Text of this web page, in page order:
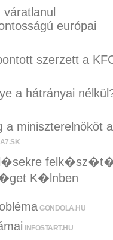
európai
szerzett a
a hátrányai
a miniszterelnököt a
K�lnben
GONDOLA.HU
INFOSTART.HU